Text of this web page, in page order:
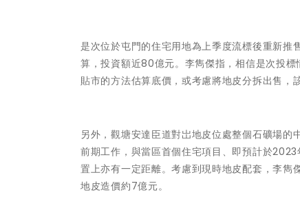
是次位於屯門的住宅用地為上季度流標後重新
算，投資額近80億元。李雋傑指，相信是次投
貼市的方法估算底價，或考慮將地皮分拆出售，
另外，觀塘安達臣道對岀地皮位處整個石礦場
前期工作，與當區首個住宅項目、即預計於
置上亦有一定距離。考慮到現時地皮配套，李
地皮造價約7億元。